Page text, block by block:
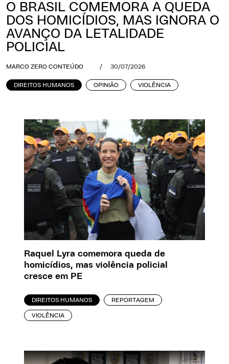
O BRASIL COMEMORA A QUEDA
DOS HOMICÍDIOS, MAS IGNORA O
AVANÇO DA LETALIDADE
POLICIAL
MARCO ZERO CONTEÚDO / 30/07/2026
DIREITOS HUMANOS OPINIÃO VIOLÊNCIA
Raquel Lyra comemora queda de
homicídios, mas violência policial
cresce em PE
DIREITOS HUMANOS REPORTAGEM
VIOLÊNCIA